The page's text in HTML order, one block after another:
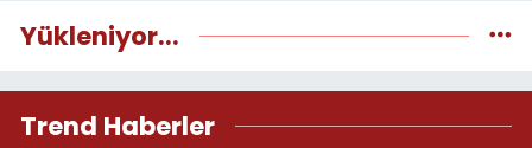
Yükleniyor...
Trend Haberler